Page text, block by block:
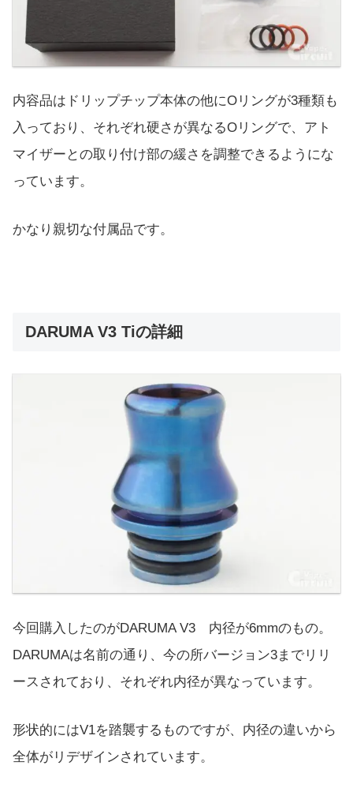
内容品はドリップチップ本体の他にOリングが3種類も
入っており、それぞれ硬さが異なるOリングで、アト
マイザーとの取り付け部の緩さを調整できるようにな
っています。
かなり親切な付属品です。
DARUMA V3 Tiの詳細
今回購入したのがDARUMA V3 内径が6mmのもの。
DARUMAは名前の通り、今の所バージョン3までリリ
ースされており、それぞれ内径が異なっています。
形状的にはV1を踏襲するものですが、内径の違いから
全体がリデザインされています。